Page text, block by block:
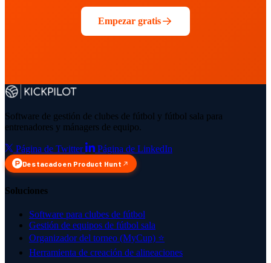
Empezar gratis
Software de gestión de clubes de fútbol y fútbol sala para
entrenadores y mánagers de equipo.
Página de Twitter Página de LinkedIn
Destacado en Product Hunt
Soluciones
Software para clubes de fútbol
Gestión de equipos de fútbol sala
Organizador del torneo (MyCup) ⭐
Herramienta de creación de alineaciones